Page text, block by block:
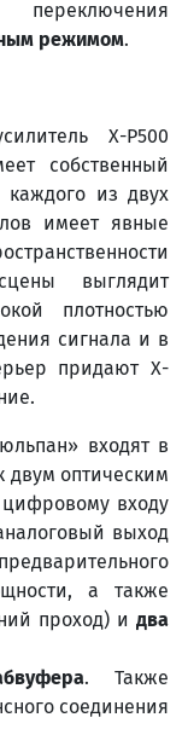
режимом.
X-P500
собственный
из двух
имеет явные
выглядит
плотностью
сигнала и в
придают X-
входят в
двум оптическим
входу
выход
а также
проход) и два
. Также
соединения